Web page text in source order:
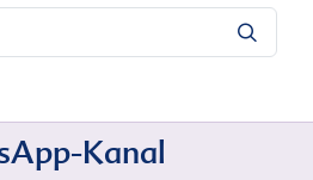
Kanal